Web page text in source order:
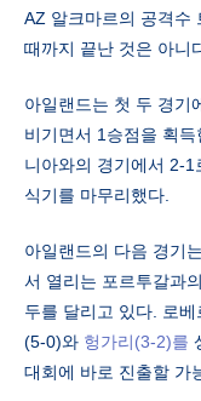
AZ 알크마르의 공격수
때까지 끝난 것은 아니
아일랜드는 첫 두 경기
비기면서 1승점을 획
니아와의 경기에서 2-
식기를 마무리했다.
아일랜드의 다음 경기
서 열리는 포르투갈과
두를 달리고 있다. 로
(5-0)와 헝가리(3-2)를
대회에 바로 진출할 가